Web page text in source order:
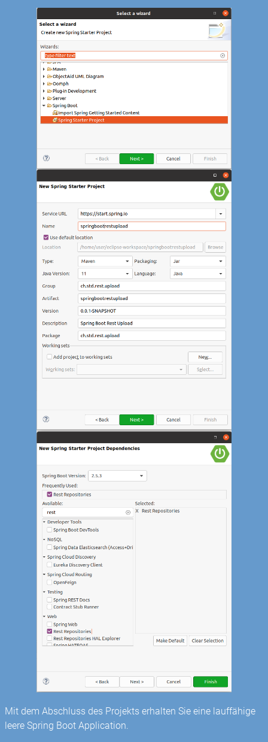
Mit dem Abschluss des Projekts erhalten Sie eine lauffähige
leere Spring Boot Application.